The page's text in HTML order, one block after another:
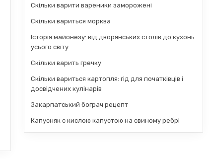
Скільки варити вареники заморожені
Скільки вариться морква
Історія майонезу: від дворянських столів до кухонь
усього світу
Скільки варить гречку
Скільки вариться картопля: гід для початківців і
досвідчених кулінарів
Закарпатський бограч рецепт
Капусняк с кислою капустою на свиному ребрі